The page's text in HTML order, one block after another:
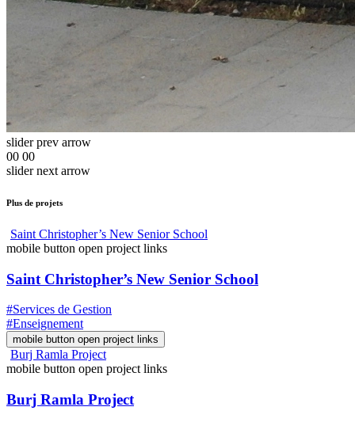
slider prev arrow
00 00
slider next arrow
Plus de projets
Saint Christopher’s New Senior School
mobile button open project links
Saint Christopher’s New Senior School
#Services de Gestion
#Enseignement
mobile button open project links
Burj Ramla Project
mobile button open project links
Burj Ramla Project